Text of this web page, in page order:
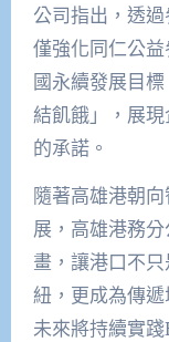
公司指出，透
僅強化同仁公
國永續發展目
結飢餓」，展
的承諾。
隨著高雄港朝
展，高雄港務
畫，讓港口不
紐，更成為傳
未來將持續實